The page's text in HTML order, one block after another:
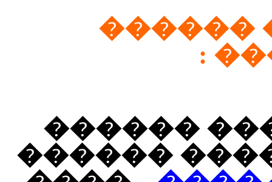
����
��� ���� –